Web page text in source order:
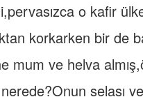
o kafir
korkarken bir de
mum ve helva
selası